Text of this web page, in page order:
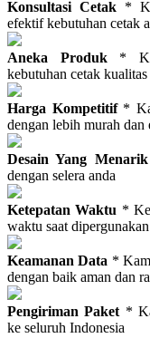
Konsultasi Cetak*
efektif kebutuhan cetak
Aneka Produk *
kebutuhan cetak
Harga Kompetitif*
dengan lebih murah dan
Desain Yang Menarik
dengan selera anda
Ketepatan Waktu *
waktu saat dipergunakan
Keamanan Data *
dengan baik aman dan
Pengiriman Paket *
ke seluruh Indonesia